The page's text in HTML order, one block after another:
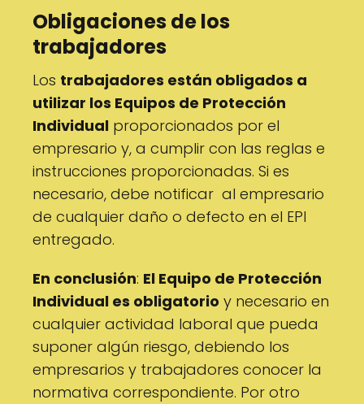
Obligaciones de los
trabajadores
Los trabajadores están obligados a
utilizar los Equipos de Protección
Individual proporcionados por el
empresario y, a cumplir con las reglas e
instrucciones proporcionadas. Si es
necesario, debe notificar al empresario
de cualquier daño o defecto en el EPI
entregado.
En conclusión: El Equipo de Protección
Individual es obligatorio y necesario en
cualquier actividad laboral que pueda
suponer algún riesgo, debiendo los
empresarios y trabajadores conocer la
normativa correspondiente. Por otro